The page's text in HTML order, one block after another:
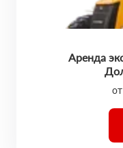
Аренда